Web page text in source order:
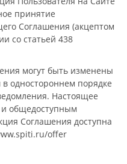
принятие
Соглашения (акцептом
со статьей 438
могут быть изменены
одностороннем порядке
Настоящее
общедоступным
Соглашения доступна
offer